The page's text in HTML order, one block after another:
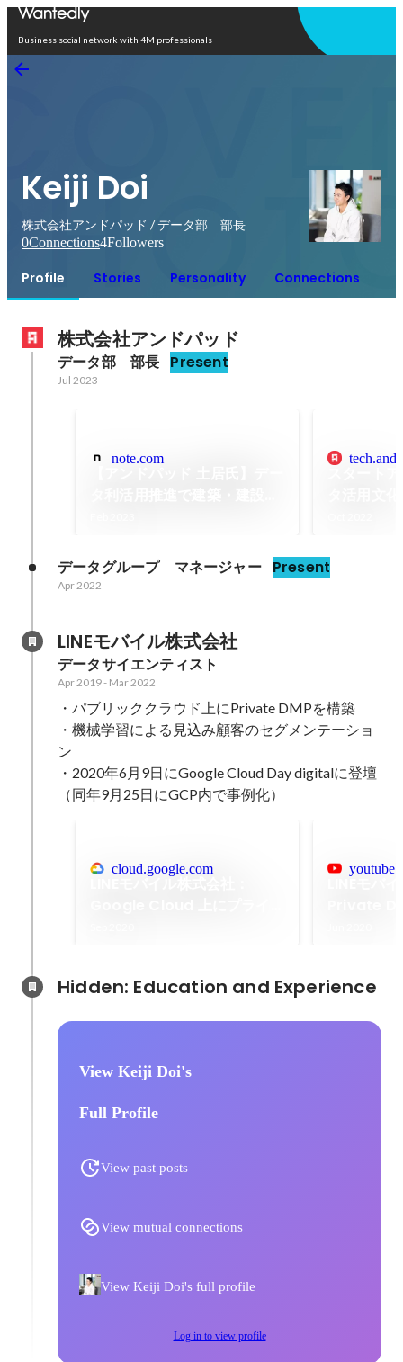
Business social network with 4M professionals
Keiji Doi
株式会社アンドパッド / データ部 部長
0Connections4Followers
Profile Stories Personality Connections
株式会社アンドパッド
データ部　部長 Present
Jul 2023 -
note.com
｜note
データグループ　マネージャー Present
Apr 2022
LINEモバイル株式会社
データサイエンティスト
Apr 2019- Mar 2022
・パブリッククラウド上にPrivate DMPを構築
・機械学習による見込み顧客のセグメンテーショ
ン
・2020年6月9日にGoogle Cloud Day digitalに登壇
（同年9月25日にGCP内で事例化）
cloud.google.com
式ブログ
View Keiji Doi's
Full Profile
View past posts
View mutual connections
View Keiji Doi's full profile
Log in to view profile